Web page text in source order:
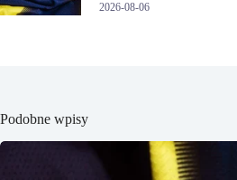
2026-08-06
Podobne wpisy